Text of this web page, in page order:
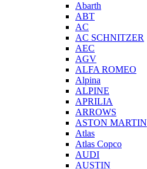
Abarth
ABT
AC
AC SCHNITZER
AEC
AGV
ALFA ROMEO
Alpina
ALPINE
APRILIA
ARROWS
ASTON MARTIN
Atlas
Atlas Copco
AUDI
AUSTIN